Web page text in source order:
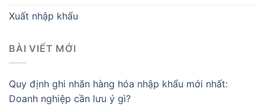
Xuất nhập khẩu
BÀI VIẾT MỚI
Quy định ghi nhãn hàng hóa nhập khẩu mới nhất:
Doanh nghiệp cần lưu ý gì?